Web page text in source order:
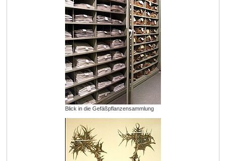
Blick in die Gefäßpflanzensammlung